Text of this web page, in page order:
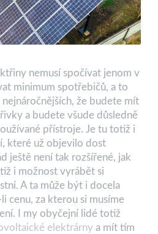
nemusí spočívat jenom v
minimum spotřebičů, a to
že budete mít
a budete všude důsledně
přístroje. Je tu totiž i
které už objevilo dost
ještě není tak rozšířené, jak
i možnost vyrábět si
A ta může být i docela
cenu, za kterou si musíme
I my obyčejní lidé totiž
elektrárny a mít tím